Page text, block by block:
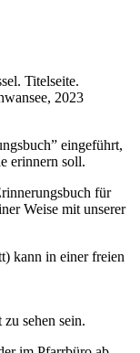
eingeführt,
erinnern soll.
für
Weise mit unserer
kann in einer freien
sehen sein.